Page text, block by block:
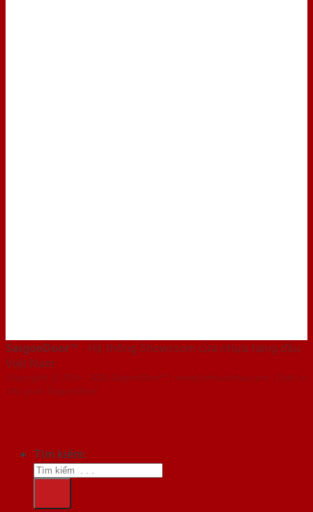
SaigonDoor™ - Hệ thống Showroom cửa nhựa hàng đầu
Việt Nam
Copyright ⓒ 2016 – 2026 SaigonDoor™ - www.bancuanhua.com | Đơn vị
chủ quản SaigonDoor
Tìm kiếm: